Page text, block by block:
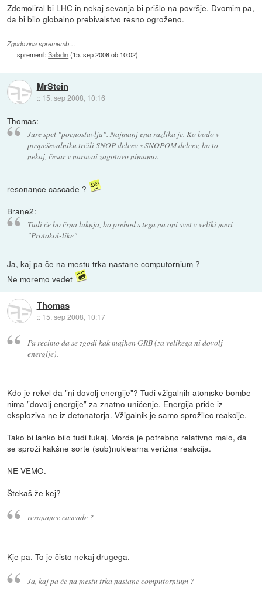
Zdemoliral bi LHC in nekaj sevanja bi prišlo na površje. Dvomim pa,
da bi bilo globalno prebivalstvo resno ogroženo.
Zgodovina sprememb…
spremenil:Saladin(15. sep 2008 ob 10:02)
MrStein
:: 15. sep 2008, 10:16
Thomas:
Jure spet "poenostavlja". Najmanj ena razlika je. Ko bodo v
pospeševalniku trćili SNOP delcev s SNOPOM delcev, bo to
nekaj, česar v naravai zagotovo nimamo.
resonance cascade ?
Brane2:
Tudi če bo črna luknja, bo prehod s tega na oni svet v veliki meri
"Protokol-like"
Ja, kaj pa če na mestu trka nastane computornium ?
Ne moremo vedet
Thomas
:: 15. sep 2008, 10:17
Pa recimo da se zgodi kak majhen GRB (za velikega ni dovolj
energije).
Kdo je rekel da "ni dovolj energije"? Tudi vžigalnih atomske bombe
nima "dovolj energije" za znatno uničenje. Energija pride iz
eksploziva ne iz detonatorja. Vžigalnik je samo sprožilec reakcije.
Tako bi lahko bilo tudi tukaj. Morda je potrebno relativno malo, da
se sproži kakšne sorte (sub)nuklearna verižna reakcija.
NE VEMO.
Štekaš že kej?
resonance cascade ?
Kje pa. To je čisto nekaj drugega.
Ja, kaj pa če na mestu trka nastane computornium ?